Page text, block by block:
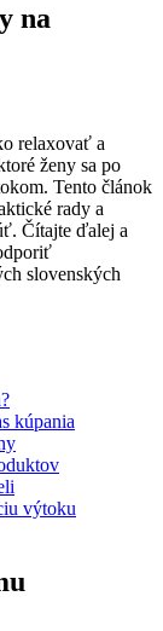
na
relaxovať a
ženy sa po
Tento článok
rady a
Čítajte ďalej a
slovenských
kúpania
výtoku